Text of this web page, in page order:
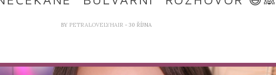
BY PETRALOVELYHAIR - 30 ŘÍJNA